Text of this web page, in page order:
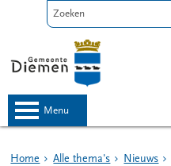
menu
Home Alle thema's Nieuws